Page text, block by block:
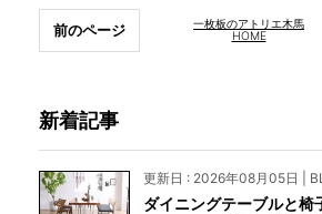
一枚板のアトリエ木馬
HOME
前のページ
新着記事
更新日 : 2026年08月05日 |
ダイニングテーブルと椅